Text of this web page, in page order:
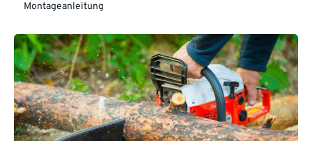
Montageanleitung